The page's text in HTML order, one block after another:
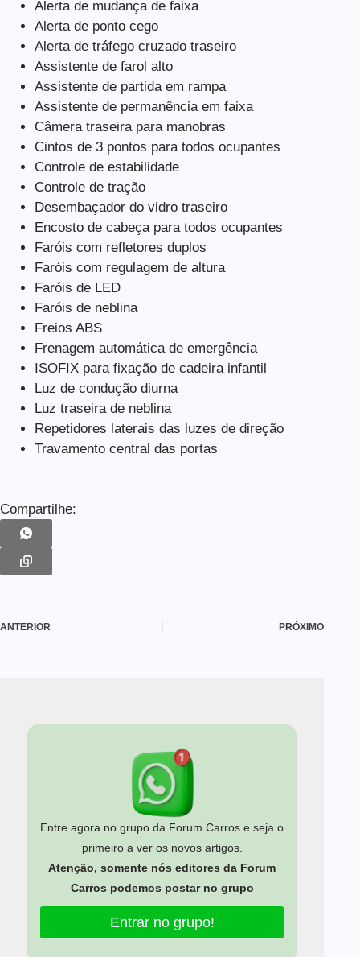
Alerta de mudança de faixa
Alerta de ponto cego
Alerta de tráfego cruzado traseiro
Assistente de farol alto
Assistente de partida em rampa
Assistente de permanência em faixa
Câmera traseira para manobras
Cintos de 3 pontos para todos ocupantes
Controle de estabilidade
Controle de tração
Desembaçador do vidro traseiro
Encosto de cabeça para todos ocupantes
Faróis com refletores duplos
Faróis com regulagem de altura
Faróis de LED
Faróis de neblina
Freios ABS
Frenagem automática de emergência
ISOFIX para fixação de cadeira infantil
Luz de condução diurna
Luz traseira de neblina
Repetidores laterais das luzes de direção
Travamento central das portas
Compartilhe:
ANTERIOR PRÓXIMO
Entre agora no grupo da Forum Carros e seja o
primeiro a ver os novos artigos.
Atenção, somente nós editores da Forum
Carros podemos postar no grupo
Entrar no grupo!